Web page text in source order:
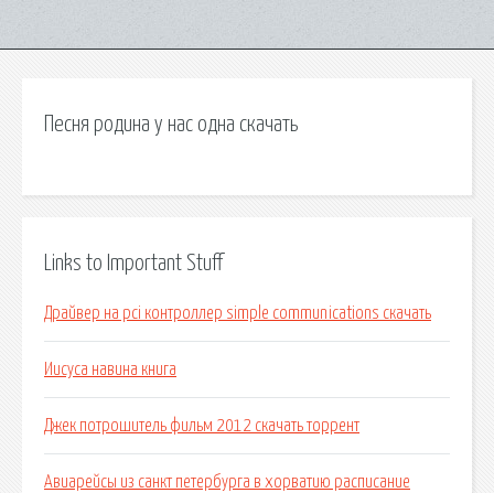
Песня родина у нас одна скачать
Links to Important Stuff
Драйвер на pci контроллер simple communications скачать
Иисуса навина книга
Джек потрошитель фильм 2012 скачать торрент
Авиарейсы из санкт петербурга в хорватию расписание